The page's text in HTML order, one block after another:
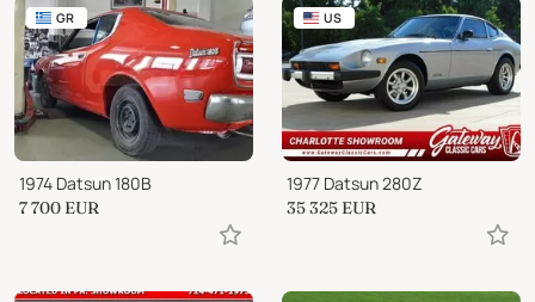
GR
1974 Datsun 180B
7 700 EUR
US
1977 Datsun 280Z
35 325 EUR